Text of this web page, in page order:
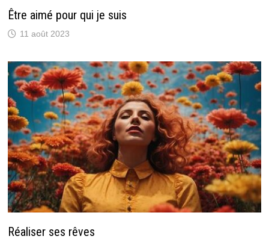
Être aimé pour qui je suis
11 août 2023
Réaliser ses rêves